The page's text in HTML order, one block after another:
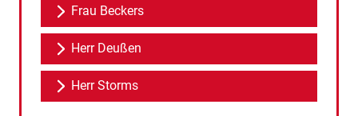
Frau Beckers
Herr Deußen
Herr Storms